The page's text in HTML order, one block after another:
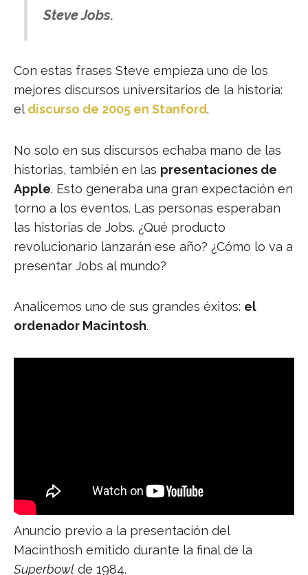
Steve Jobs.
Con estas frases Steve empieza uno de los
mejores discursos universitarios de la historia:
el discurso de 2005 en Stanford.
No solo en sus discursos echaba mano de las
historias, también en las presentaciones de
Apple. Esto generaba una gran expectación en
torno a los eventos. Las personas esperaban
las historias de Jobs. ¿Qué producto
revolucionario lanzarán ese año? ¿Cómo lo va a
presentar Jobs al mundo?
Analicemos uno de sus grandes éxitos: el
ordenador Macintosh.
Anuncio previo a la presentación del
Macinthosh emitido durante la final de la
Superbowl de 1984.